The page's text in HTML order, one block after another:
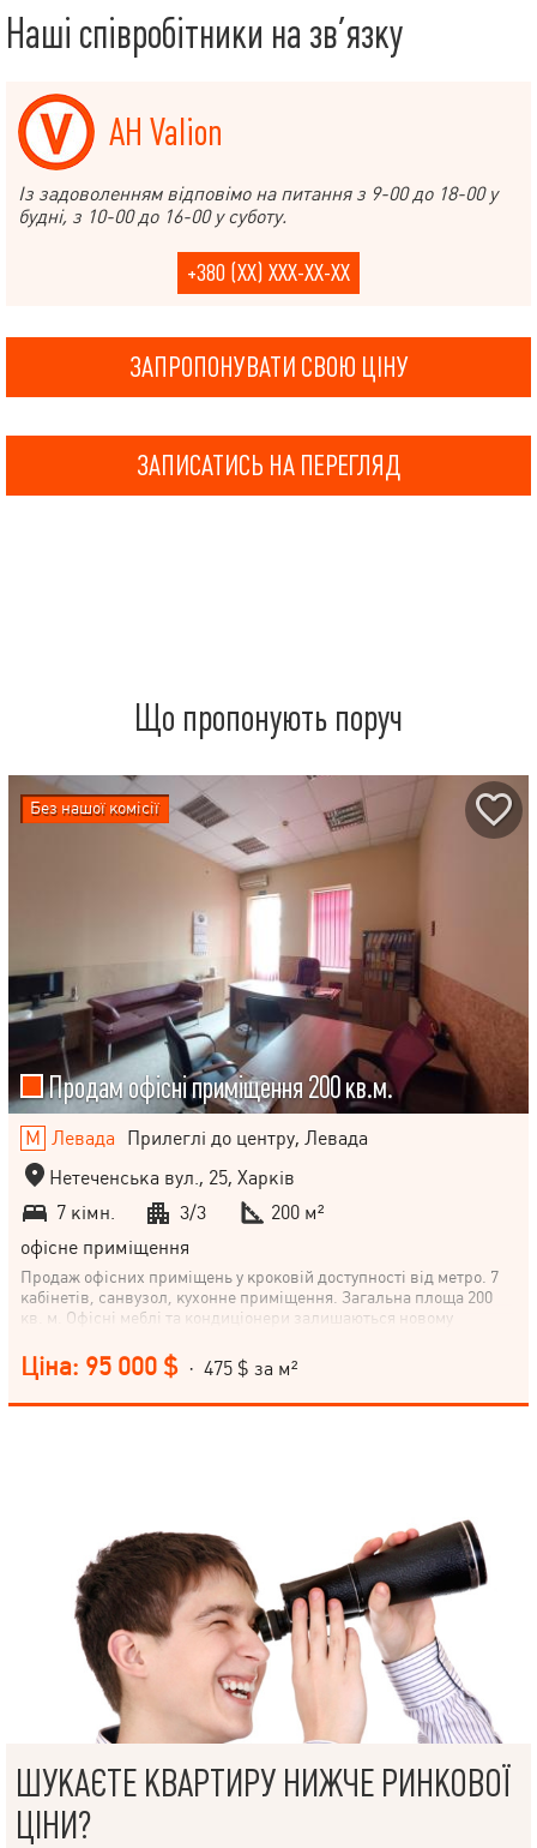
Наші співробітники на зв’язку
АН Valion
Із задоволенням відповімо на питання з 9-00 до 18-00 у
будні, з 10-00 до 16-00 у суботу.
+380 (XX) XXX-XX-XX
ЗАПРОПОНУВАТИ СВОЮ ЦІНУ
ЗАПИСАТИСЬ НА ПЕРЕГЛЯД
Що пропонують поруч
Продам офісні приміщення 200 кв.м.
Левада
Прилеглі до центру, Левада
Нетеченська вул., 25, Харків
7 кімн.
3/3
200 м²
офісне приміщення
Продаж офісних приміщень у кроковій доступності від метро. 7
кабінетів, санвузол, кухонне приміщення. Загальна площа 200
кв. м. Офісні меблі та кондиціонери залишаються новому
Ціна: 95 000 $ · 475 $ за м²
Без нашої комісії
ШУКАЄТЕ КВАРТИРУ НИЖЧЕ РИНКОВОЇ
ЦІНИ?